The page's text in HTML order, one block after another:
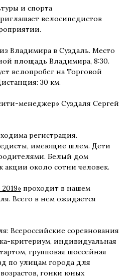
и спорта
велосипедистов
Владимира в Суздаль. Место
площадь Владимира, 8:30.
велопробег на Торговой
30 км.
менеджер» Суздаля Сергей
регистрация.
имеющие шлем. Дети
Белый дом
акции около сотни человек.
проходит в нашем
Всего в нем ожидается
Всероссийские соревнования
критериум, индивидуальная
групповая шоссейная
по улицам города для
гонки юных